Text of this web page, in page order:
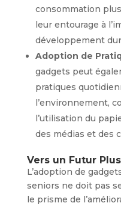
consommation
leur entourage à
développement
Adoption de
gadgets peut
pratiques
l’environnement,
l’utilisation du
des médias et des
Vers un Futur
L’adoption de
seniors ne doit pas
le prisme de